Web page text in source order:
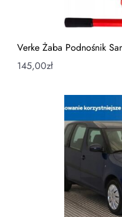
Verke Żaba Podnośnik
145,00zł